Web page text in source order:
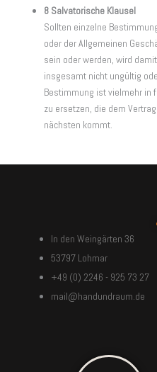
8 Salvatorische Klausel
Sollten einzelne
oder der Allgemeinen
sein oder werden, wird
insgesamt nicht ungültig
Bestimmung ist vielmehr in
zu ersetzen, die dem
nächsten kommt.
In den Weingärten 36
53797 Lohmar
+49 (0) 2246 - 925 73 27
mail@handundraum.de